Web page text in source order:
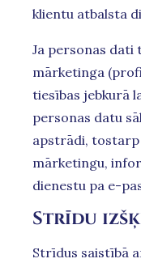
klientu atbalsta
Ja personas dati
mārketinga
tiesības jebkurā
personas datu
apstrādi, tostarp
mārketingu,
dienestu pa e-
Strīdu
Strīdus saistībā